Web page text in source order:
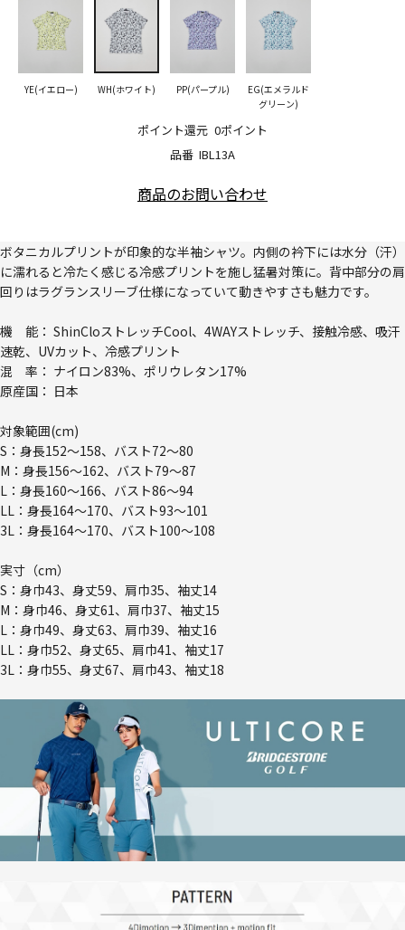
品番 IBL13A
ポイント還元 0ポイント
YE(イエロー) WH(ホワイト) PP(パープル)
EG(エメラルド
グリーン)
商品のお問い合わせ
ボタニカルプリントが印象的な半袖シャツ。内側の衿下には水分（汗）
に濡れると冷たく感じる冷感プリントを施し猛暑対策に。背中部分の肩
回りはラグランスリーブ仕様になっていて動きやすさも魅力です。
機 能： ShinCloストレッチCool、4WAYストレッチ、接触冷感、吸汗
速乾、UVカット、冷感プリント
混 率： ナイロン83%、ポリウレタン17%
原産国： 日本
対象範囲(cm)
S：身長152～158、バスト72～80
M：身長156～162、バスト79～87
L：身長160～166、バスト86～94
LL：身長164～170、バスト93～101
3L：身長164～170、バスト100～108
実寸（cm）
S：身巾43、身丈59、肩巾35、袖丈14
M：身巾46、身丈61、肩巾37、袖丈15
L：身巾49、身丈63、肩巾39、袖丈16
LL：身巾52、身丈65、肩巾41、袖丈17
3L：身巾55、身丈67、肩巾43、袖丈18